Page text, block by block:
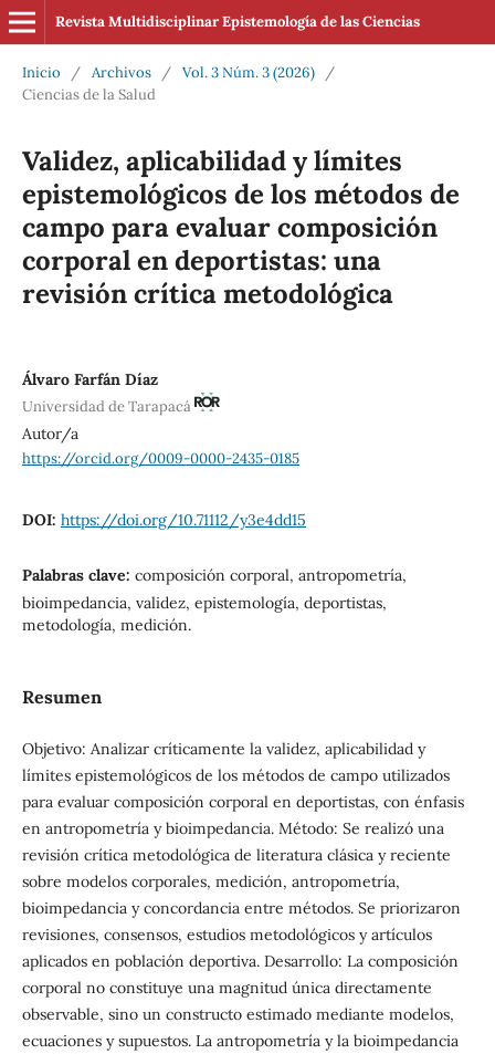
Revista Multidisciplinar Epistemología de las Ciencias
Inicio / Archivos / Vol. 3 Núm. 3 (2026)
/
Ciencias de la Salud
Validez, aplicabilidad y límites
epistemológicos de los métodos de
campo para evaluar composición
corporal en deportistas: una
revisión crítica metodológica
Álvaro Farfán Díaz
Universidad de Tarapacá
Autor/a
https://orcid.org/0009-0000-2435-0185
DOI: https://doi.org/10.71112/y3e4dd15
Palabras clave: composición corporal, antropometría,
bioimpedancia, validez, epistemología, deportistas,
metodología, medición.
Resumen
Objetivo: Analizar críticamente la validez, aplicabilidad y
límites epistemológicos de los métodos de campo utilizados
para evaluar composición corporal en deportistas, con énfasis
en antropometría y bioimpedancia. Método: Se realizó una
revisión crítica metodológica de literatura clásica y reciente
sobre modelos corporales, medición, antropometría,
bioimpedancia y concordancia entre métodos. Se priorizaron
revisiones, consensos, estudios metodológicos y artículos
aplicados en población deportiva. Desarrollo: La composición
corporal no constituye una magnitud única directamente
observable, sino un constructo estimado mediante modelos,
ecuaciones y supuestos. La antropometría y la bioimpedancia